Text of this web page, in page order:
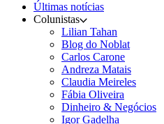
Últimas notícias
Colunistas
Lilian Tahan
Blog do Noblat
Carlos Carone
Andreza Matais
Claudia Meireles
Fábia Oliveira
Dinheiro & Negócios
Igor Gadelha